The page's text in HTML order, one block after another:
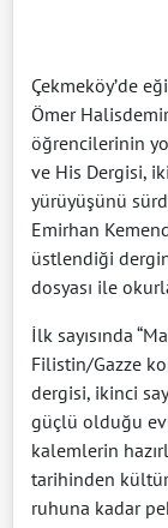
Çekmeköy’de
Ömer
öğrencilerinin
ve His Dergisi,
yürüyüşünü
Emirhan
üstlendiği
dosyası ile
İlk sayısında
Filistin/Gazze
dergisi, ikinci
güçlü olduğu
kalemlerin
tarihinden
ruhuna kadar